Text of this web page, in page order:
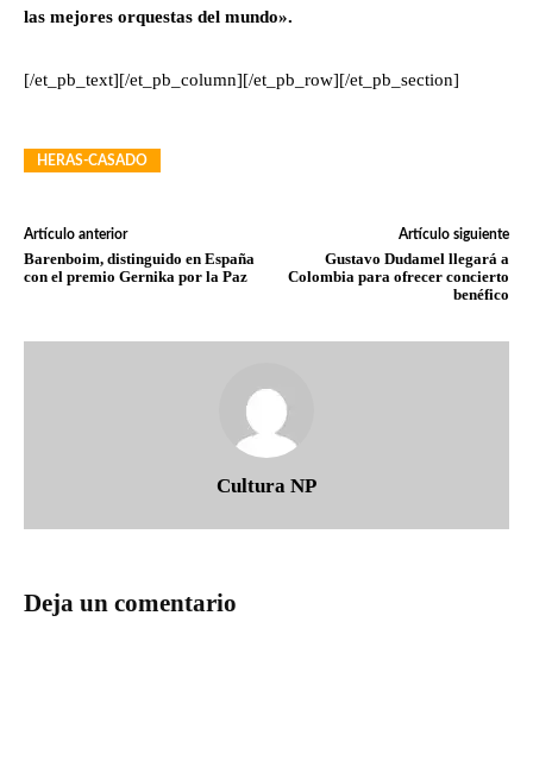
las mejores orquestas del mundo».
[/et_pb_text][/et_pb_column][/et_pb_row][/et_pb_section]
HERAS-CASADO
Artículo anterior
Barenboim, distinguido en España
con el premio Gernika por la Paz
Artículo siguiente
Gustavo Dudamel llegará a
Colombia para ofrecer concierto
benéfico
Cultura NP
Deja un comentario